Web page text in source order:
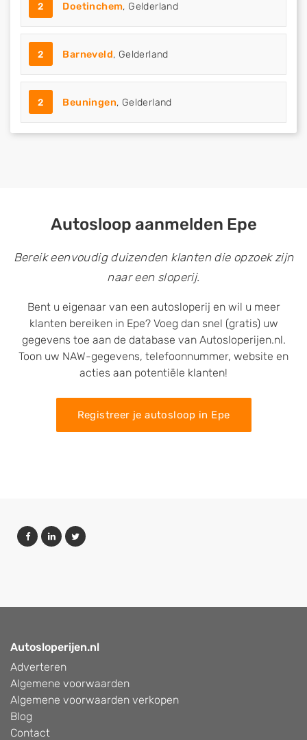
2 Doetinchem, Gelderland
2 Barneveld, Gelderland
2 Beuningen, Gelderland
Autosloop aanmelden Epe
Bereik eenvoudig duizenden klanten die opzoek zijn
naar een sloperij.
Bent u eigenaar van een autosloperij en wil u meer
klanten bereiken in Epe? Voeg dan snel (gratis) uw
gegevens toe aan de database van Autosloperijen.nl.
Toon uw NAW-gegevens, telefoonnummer, website en
acties aan potentiële klanten!
Registreer je autosloop in Epe
Autosloperijen.nl
Adverteren
Algemene voorwaarden
Algemene voorwaarden verkopen
Blog
Contact